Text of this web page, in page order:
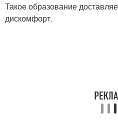
Такое образование
дискомфорт.